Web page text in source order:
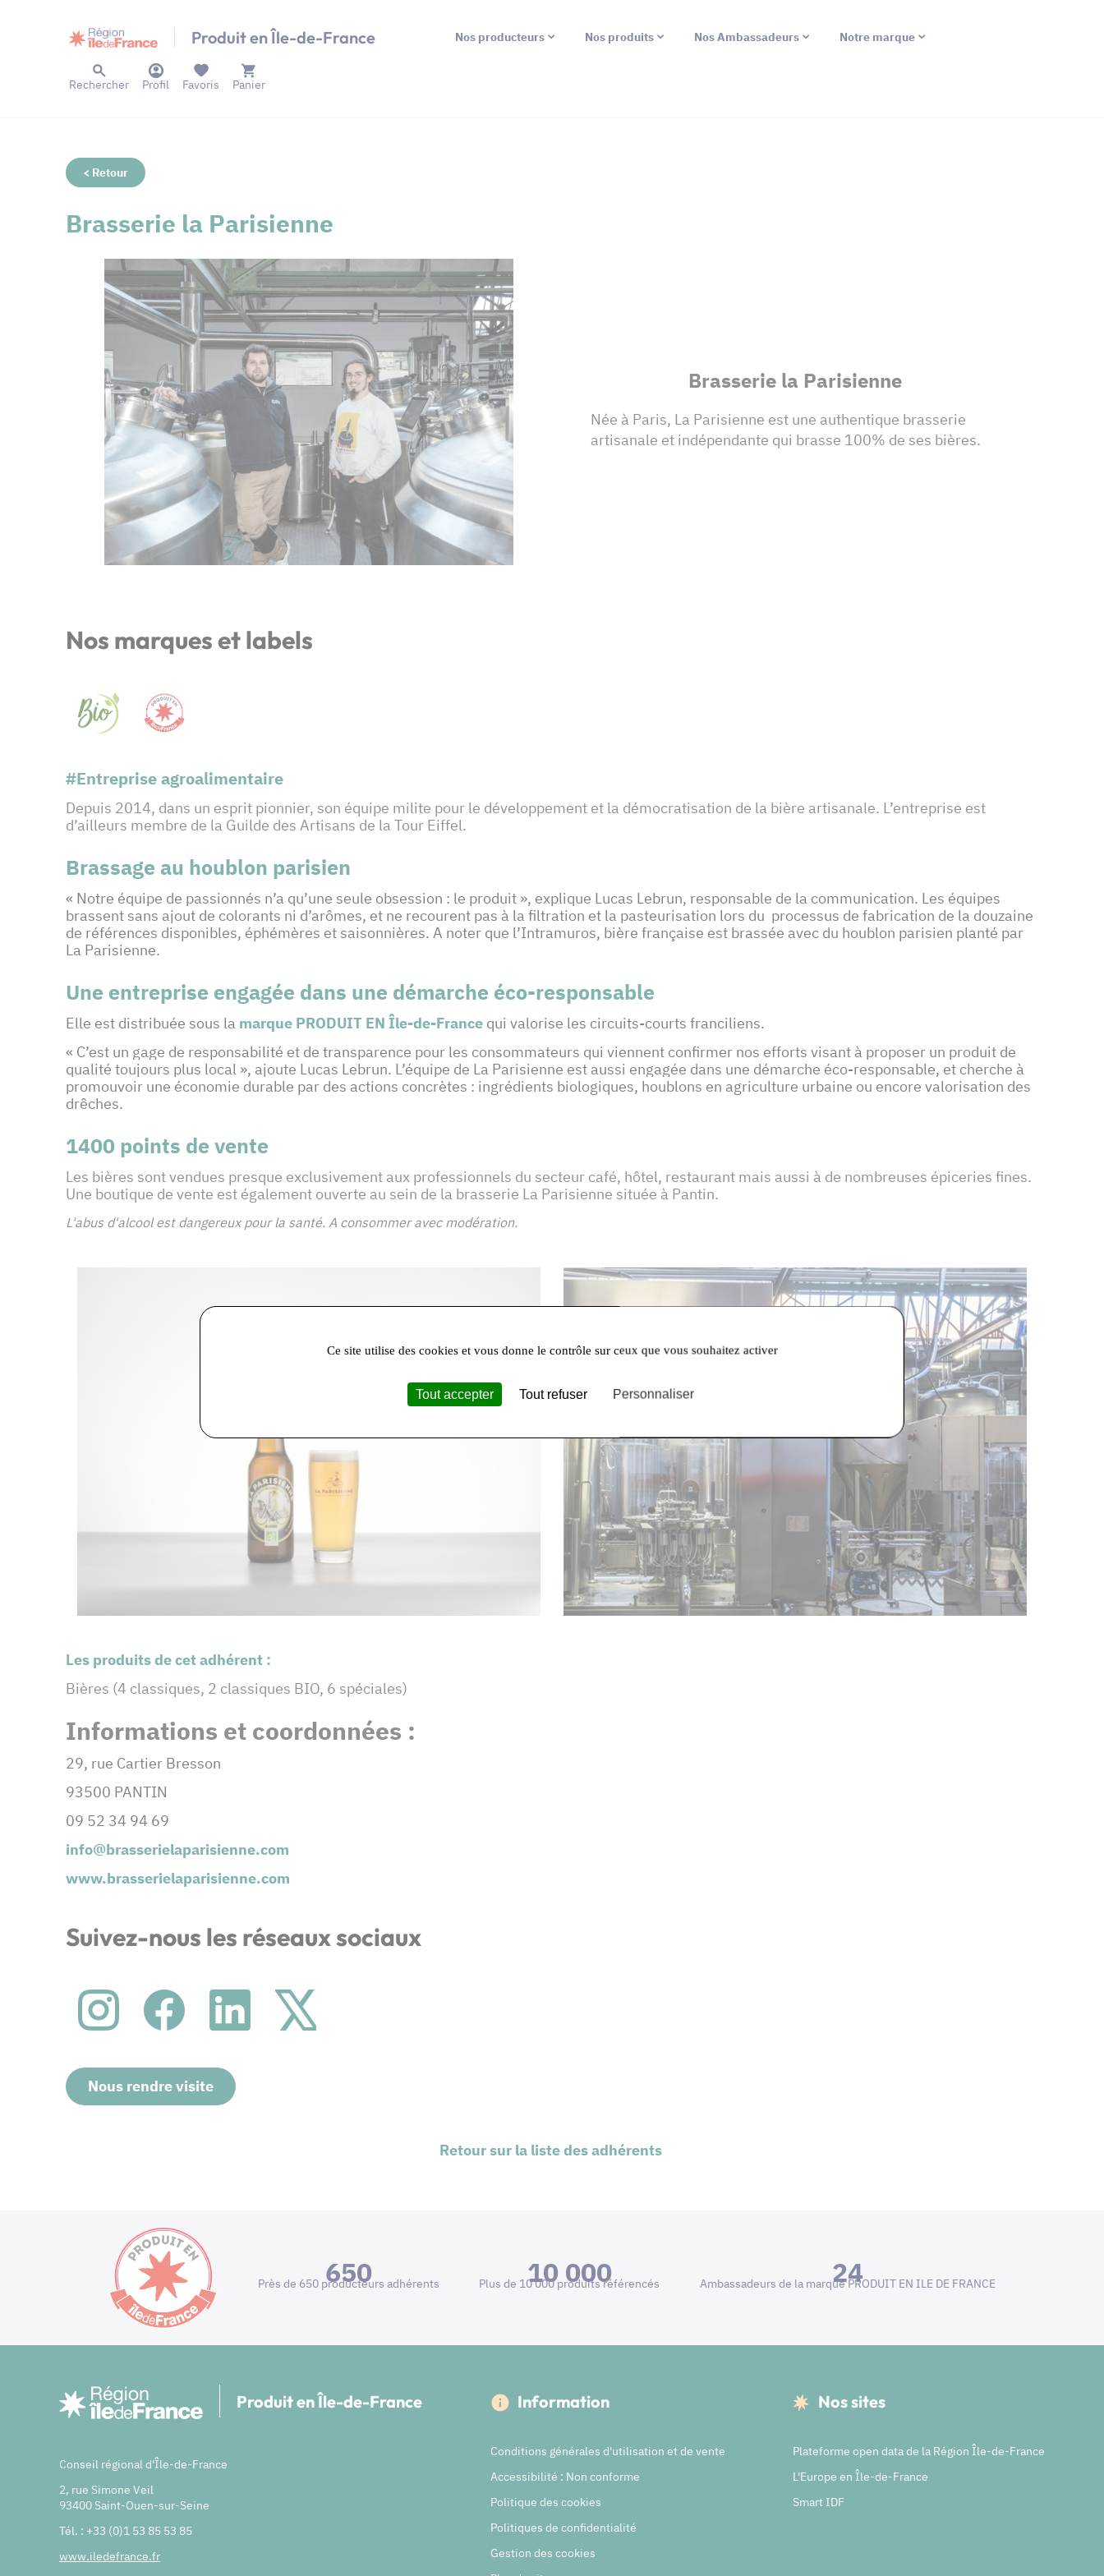
Produit en Île-de-France Nos producteurs Nos produits Nos Ambassadeurs Notre marque
Rechercher Profil Panier
Favoris
< Retour
Brasserie la Parisienne
Brasserie la Parisienne
Née à Paris, La Parisienne est une authentique brasserie
artisanale et indépendante qui brasse 100% de ses bières.
Nos marques et labels
#Entreprise agroalimentaire
Depuis 2014, dans un esprit pionnier, son équipe milite pour le développement et la démocratisation de la bière artisanale. L’entreprise est
d’ailleurs membre de la Guilde des Artisans de la Tour Eiffel.
Brassage au houblon parisien
« Notre équipe de passionnés n’a qu’une seule obsession : le produit », explique Lucas Lebrun, responsable de la communication. Les équipes
brassent sans ajout de colorants ni d’arômes, et ne recourent pas à la filtration et la pasteurisation lors du processus de fabrication de la douzaine
de références disponibles, éphémères et saisonnières. A noter que l’Intramuros, bière française est brassée avec du houblon parisien planté par
La Parisienne.
Une entreprise engagée dans une démarche éco-responsable
Elle est distribuée sous la marque PRODUIT EN Île-de-France qui valorise les circuits-courts franciliens.
« C’est un gage de responsabilité et de transparence pour les consommateurs qui viennent confirmer nos efforts visant à proposer un produit de
qualité toujours plus local », ajoute Lucas Lebrun. L’équipe de La Parisienne est aussi engagée dans une démarche éco-responsable, et cherche à
promouvoir une économie durable par des actions concrètes : ingrédients biologiques, houblons en agriculture urbaine ou encore valorisation des
drêches.
1400 points de vente
Les bières sont vendues presque exclusivement aux professionnels du secteur café, hôtel, restaurant mais aussi à de nombreuses épiceries fines.
Une boutique de vente est également ouverte au sein de la brasserie La Parisienne située à Pantin.
L'abus d'alcool est dangereux pour la santé. A consommer avec modération.
Les produits de cet adhérent :
Bières (4 classiques, 2 classiques BIO, 6 spéciales)
Informations et coordonnées :
29, rue Cartier Bresson
93500 PANTIN
09 52 34 94 69
info@brasserielaparisienne.com
www.brasserielaparisienne.com
Suivez-nous les réseaux sociaux
Nous rendre visite
Retour sur la liste des adhérents
650
Près de 650 producteurs adhérents 10 000
Plus de 10 000 produits référencés 24
Ambassadeurs de la marque PRODUIT EN ILE DE FRANCE
Produit en Île-de-France
Conseil régional d'Île-de-France
2, rue Simone Veil
93400 Saint-Ouen-sur-Seine
Tél. : +33 (0)1 53 85 53 85
www.iledefrance.fr
Information
Conditions générales d'utilisation et de vente
Accessibilité : Non conforme
Politique des cookies
Politiques de confidentialité
Gestion des cookies
Nos sites
Plateforme open data de la Région Île-de-France
L'Europe en Île-de-France
Smart IDF
Ce site utilise des cookies et vous donne le contrôle sur ceux que vous souhaitez activer
Tout accepter Tout refuser Personnaliser